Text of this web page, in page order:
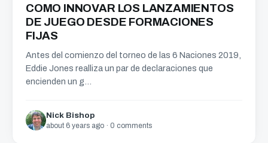
COMO INNOVAR LOS LANZAMIENTOS
DE JUEGO DESDE FORMACIONES
FIJAS
Antes del comienzo del torneo de las 6 Naciones 2019,
Eddie Jones realliza un par de declaraciones que
encienden un g...
Nick Bishop
about 6 years ago · 0 comments